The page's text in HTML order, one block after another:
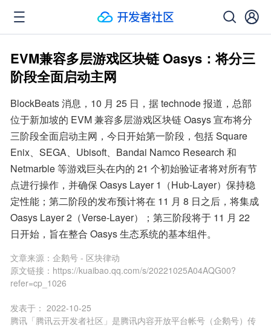
EVM兼容多层游戏区块链 Oasys：将分三
阶段全面启动主网
BlockBeats 消息，10 月 25 日，据 technode 报道，总部
位于新加坡的 EVM 兼容多层游戏区块链 Oasys 宣布将分
三阶段全面启动主网，今日开始第一阶段，包括 Square
Enix、SEGA、Ubisoft、Bandai Namco Research 和
Netmarble 等游戏巨头在内的 21 个初始验证者将对所有节
点进行操作，并确保 Oasys Layer 1（Hub-Layer）保持稳
定性能；第二阶段的发布预计将在 11 月 8 日之后，将集成
Oasys Layer 2（Verse-Layer）；第三阶段将于 11 月 22
日开始，旨在整合 Oasys 生态系统的基本组件。
文章来源： 企鹅号 - 区块律动
原文链接： https://kuaibao.qq.com/s/20221025A04AQG00?
refer=cp_1026
发表于： 2022-10-25
腾讯「腾讯云开发者社区」是腾讯内容开放平台帐号（企鹅号）传